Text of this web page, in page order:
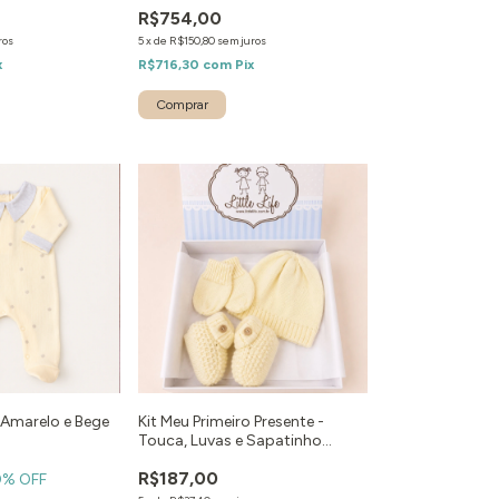
R$754,00
5xde R$150,80 sem juros
R$716,30 com Pix
Comprar
e Bege
% OFF
Kit Meu Primeiro Presente -
Touca, Luvas e Sapatinho
R$187,00